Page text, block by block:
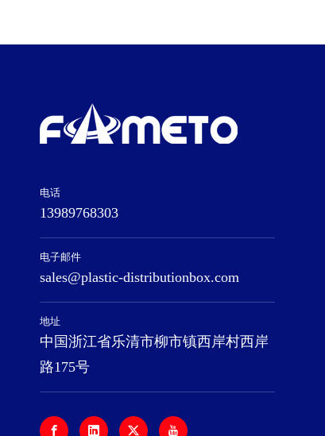
电话
13989768303
电子邮件
sales@plastic-distributionbox.com
地址
中国浙江省乐清市柳市镇西岸村西岸
路175号